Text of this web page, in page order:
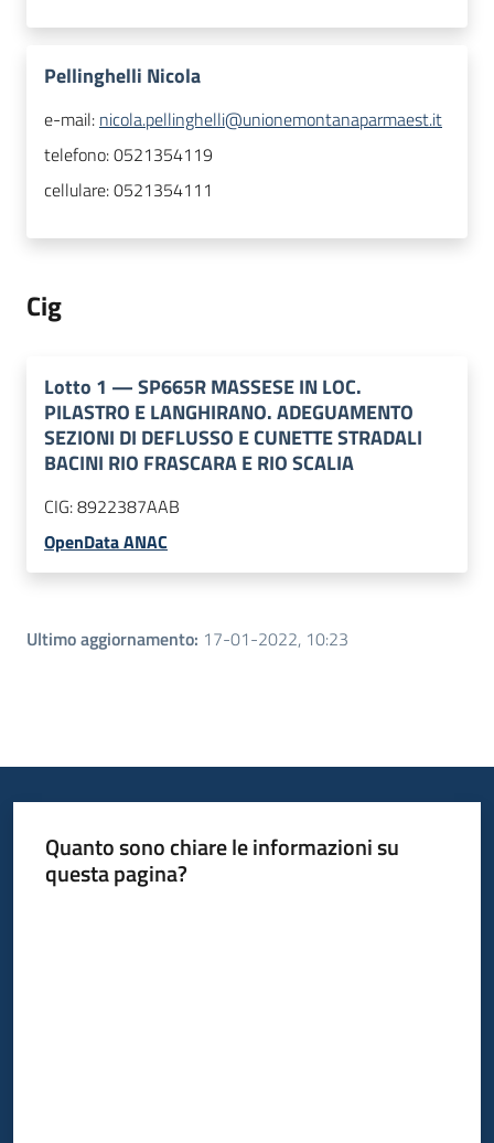
Pellinghelli Nicola
e-mail: nicola.pellinghelli@unionemontanaparmaest.it
telefono:0521354119
cellulare:0521354111
Cig
Lotto 1 —SP665R MASSESE IN LOC.
PILASTRO E LANGHIRANO. ADEGUAMENTO
SEZIONI DI DEFLUSSO E CUNETTE STRADALI
BACINI RIO FRASCARA E RIO SCALIA
CIG:8922387AAB
OpenData ANAC
Ultimo aggiornamento: 17-01-2022, 10:23
Quanto sono chiare le informazioni su
questa pagina?